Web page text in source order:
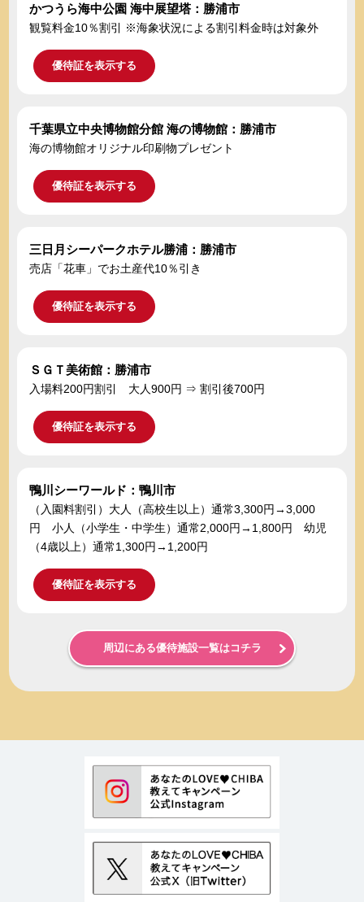
かつうら海中公園 海中展望塔：勝浦市
観覧料金10％割引 ※海象状況による割引料金時は対象外
優待証を表示する
千葉県立中央博物館分館 海の博物館：勝浦市
海の博物館オリジナル印刷物プレゼント
優待証を表示する
三日月シーパークホテル勝浦：勝浦市
売店「花車」でお土産代10％引き
優待証を表示する
ＳＧＴ美術館：勝浦市
入場料200円割引 大人900円 ⇒ 割引後700円
優待証を表示する
鴨川シーワールド：鴨川市
（入園料割引）大人（高校生以上）通常3,300円→3,000
円 小人（小学生・中学生）通常2,000円→1,800円 幼児
（4歳以上）通常1,300円→1,200円
優待証を表示する
周辺にある優待施設一覧はコチラ